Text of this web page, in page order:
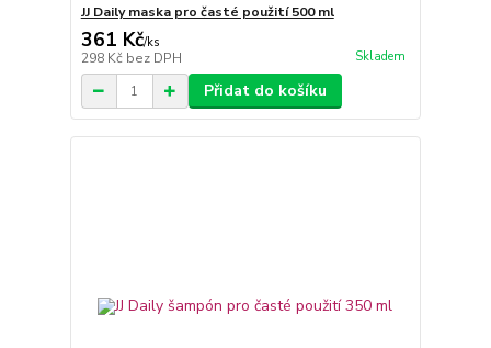
JJ Daily maska pro časté použití 500 ml
361 Kč/ks
298 Kč bez DPH Skladem
Přidat do košíku